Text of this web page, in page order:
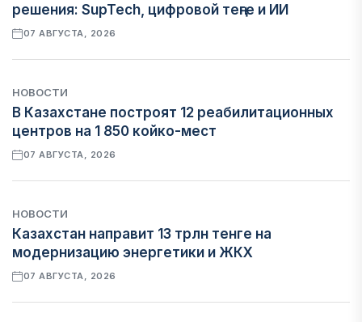
решения: SupTech, цифровой теңге и ИИ
07 АВГУСТА, 2026
НОВОСТИ
В Казахстане построят 12 реабилитационных
центров на 1 850 койко-мест
07 АВГУСТА, 2026
НОВОСТИ
Казахстан направит 13 трлн тенге на
модернизацию энергетики и ЖКХ
07 АВГУСТА, 2026